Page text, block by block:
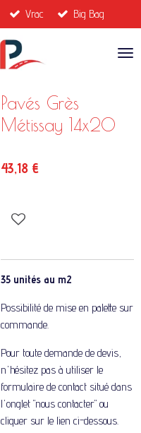
Vrac Big Bag
Pavés Grès
Métissay 14x20
43,18 €
35 unités au m2
Possibilité de mise en palette sur
commande.
Pour toute demande de devis,
n'hésitez pas à utiliser le
formulaire de contact situé dans
l'onglet "nous contacter" ou
cliquer sur le lien ci-dessous.